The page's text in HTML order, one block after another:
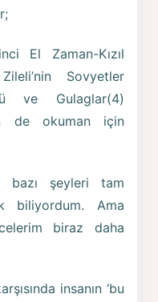
El Zaman-Kızıl
Sovyetler
ve Gulaglar(4)
de okuman için
bazı şeyleri tam
biliyordum. Ama
biraz daha
insanın ‘bu